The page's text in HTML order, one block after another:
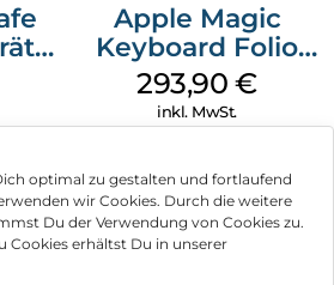
optimal zu gestalten und fortlaufend
wir Cookies. Durch die weitere
Du der Verwendung von Cookies zu.
Cookies erhältst Du in unserer
Apple Magic
Keyboard Folio
iPad 10.9″ (10.Gen.)
Weiß
293,90€
inkl. MwSt.